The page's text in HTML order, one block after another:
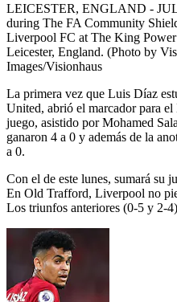
LEICESTER, ENGLAND -
during The FA Community
Liverpool FC at The King
Leicester, England. (Photo by
Images/Visionhaus
La primera vez que Luis Díaz
United, abrió el marcador para
juego, asistido por Mohamed
ganaron 4 a 0 y además de la
a 0.
Con el de este lunes, sumará su
En Old Trafford, Liverpool no
Los triunfos anteriores (0-5 y 2-